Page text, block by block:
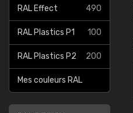
RAL Effect 490
RAL Plastics P1 100
RAL Plastics P2 200
Mes couleurs RAL